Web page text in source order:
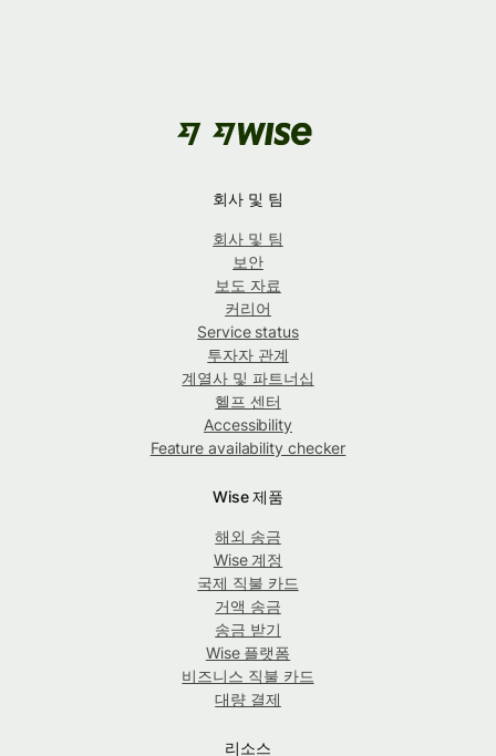
회사 및 팀
회사 및 팀
보안
보도 자료
커리어
Service status
투자자 관계
계열사 및 파트너십
헬프 센터
Accessibility
Feature availability checker
Wise 제품
해외 송금
Wise 계정
국제 직불 카드
거액 송금
송금 받기
Wise 플랫폼
비즈니스 직불 카드
대량 결제
리소스